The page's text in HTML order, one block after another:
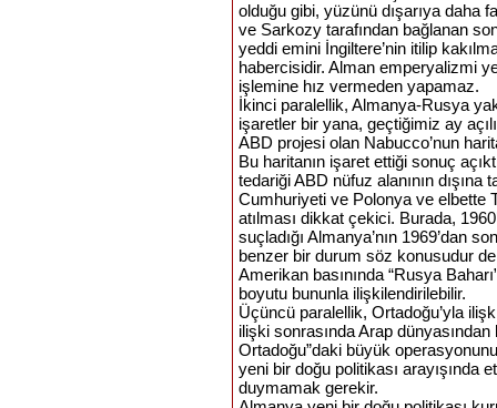
olduğu gibi, yüzünü dışarıya daha
ve Sarkozy tarafından bağlanan
yeddi emini İngiltere’nin itilip
habercisidir. Alman emperyalizmi
işlemine hız vermeden yapamaz.
İkinci paralellik, Almanya-Rusya
işaretler bir yana, geçtiğimiz ay
ABD projesi olan Nabucco’nun
Bu haritanın işaret ettiği sonuç
tedariği ABD nüfuz alanının
Cumhuriyeti ve Polonya ve elbette
atılması dikkat çekici. Burada,
suçladığı Almanya’nın 1969’dan
benzer bir durum söz konusudur
Amerikan basınında “Rusya
boyutu bununla ilişkilendirilebilir.
Üçüncü paralellik, Ortadoğu’yla
ilişki sonrasında Arap
Ortadoğu”daki büyük
yeni bir doğu politikası arayışında
duymamak gerekir.